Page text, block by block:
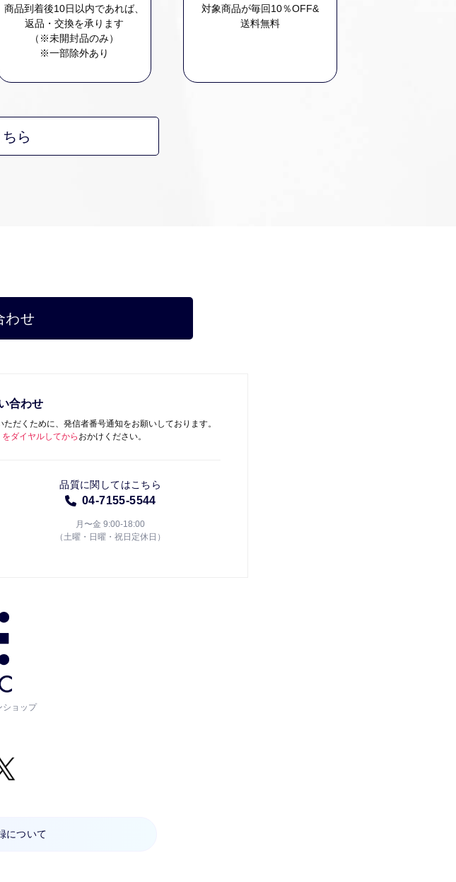
商品到着後10日以内であれば、
返品・交換を承ります
（※未開封品のみ）
※一部除外あり
対象商品が毎回10％OFF&
送料無料
ら
わせ
合わせ
だくために、発信者番号通知をお願いしております。
ダイヤルしてから おかけください。
品質に関してはこちら
04-7155-5544
月〜金 9:00-18:00
（土曜・日曜・祝日定休日）
ショップ
について